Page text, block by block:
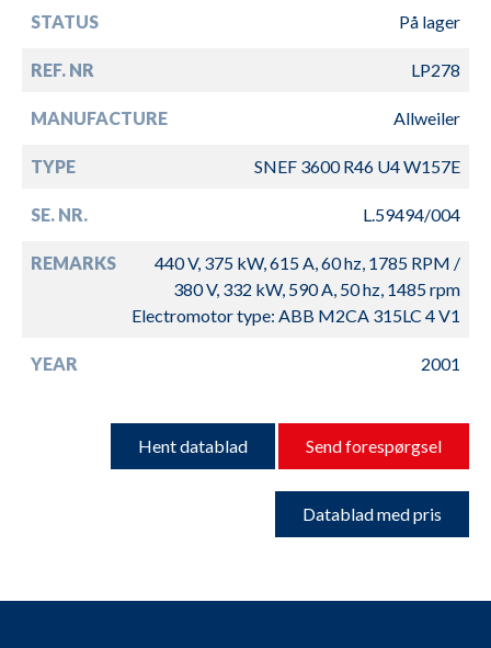
STATUS På lager
REF. NR LP278
MANUFACTURE Allweiler
TYPE SNEF 3600 R46 U4 W157E
SE. NR. L.59494/004
REMARKS
440 V, 375 kW, 615 A, 60 hz, 1785 RPM /
380 V, 332 kW, 590 A, 50 hz, 1485 rpm
Electromotor type: ABB M2CA 315LC 4 V1
YEAR 2001
Hent datablad Send forespørgsel
Datablad med pris